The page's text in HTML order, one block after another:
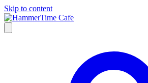
Skip to content